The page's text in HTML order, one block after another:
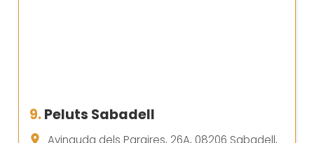
9.Peluts Sabadell